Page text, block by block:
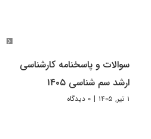
سوالات و پاسخنامه کارشناسی
ارشد سم شناسی ۱۴۰۵
۱ تیر, ۱۴۰۵ | ۰ دیدگاه